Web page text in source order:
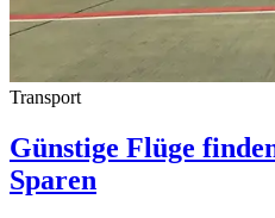
Transport
Günstige Flüge
Sparen